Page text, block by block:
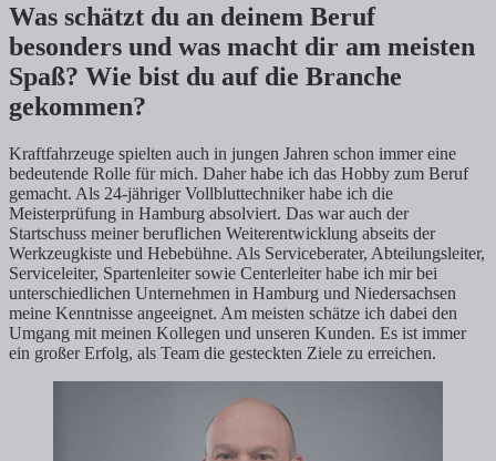
Was schätzt du an deinem Beruf
besonders und was macht dir am meisten
Spaß? Wie bist du auf die Branche
gekommen?
Kraftfahrzeuge spielten auch in jungen Jahren schon immer eine
bedeutende Rolle für mich. Daher habe ich das Hobby zum Beruf
gemacht. Als 24-jähriger Vollbluttechniker habe ich die
Meisterprüfung in Hamburg absolviert. Das war auch der
Startschuss meiner beruflichen Weiterentwicklung abseits der
Werkzeugkiste und Hebebühne. Als Serviceberater, Abteilungsleiter,
Serviceleiter, Spartenleiter sowie Centerleiter habe ich mir bei
unterschiedlichen Unternehmen in Hamburg und Niedersachsen
meine Kenntnisse angeeignet. Am meisten schätze ich dabei den
Umgang mit meinen Kollegen und unseren Kunden. Es ist immer
ein großer Erfolg, als Team die gesteckten Ziele zu erreichen.